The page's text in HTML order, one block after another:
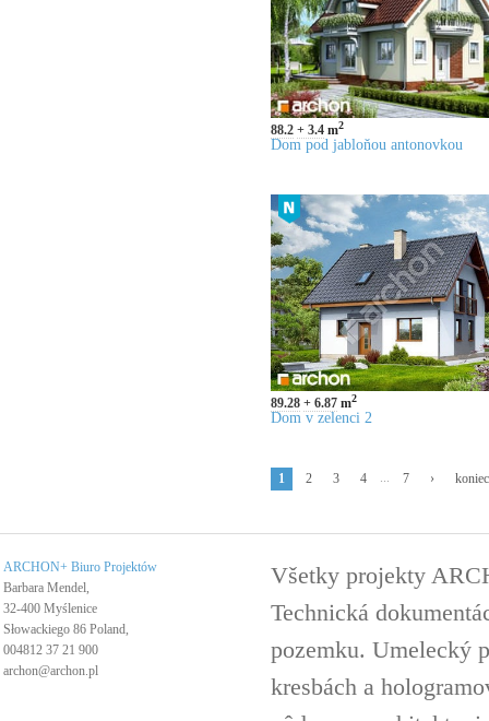
88.2 3.4m2
Dom pod jabloňou antonovkou
89.28 6.87m2
Dom v zelenci 2
1 2 3 4 ... 7 ›
ARCHON+ Biuro Projektów
Barbara Mendel,
32-400 Myślenice
Słowackiego 86 Poland,
004812 37 21 900
archon@archon.pl
Všetky projekty
Technická
pozemku. Umelecký
kresbách a